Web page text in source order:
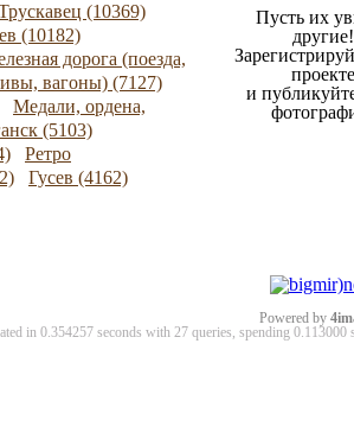
(10369)
(10182)
дорога (поезда,
вагоны) (7127)
Медали, ордена,
(5103)
Ретро
Гусев (4162)
Пусть их
другие!
проекте
и
Powered by
in 0.354257 seconds with 27 queries, spending